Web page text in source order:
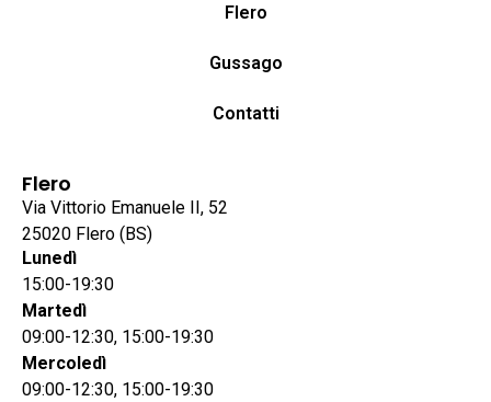
Flero
Gussago
Contatti
Flero
Via Vittorio Emanuele II, 52
25020 Flero (BS)
Lunedì
15:00-19:30
Martedì
09:00-12:30, 15:00-19:30
Mercoledì
09:00-12:30, 15:00-19:30